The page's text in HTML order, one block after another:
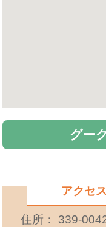
グー
アクセ
住所： 339-